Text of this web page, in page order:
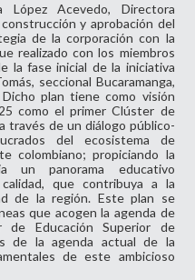
López Acevedo, Directora
y aprobación del
de la corporación con la
realizado con los miembros
la fase inicial de la iniciativa
seccional Bucaramanga,
plan tiene como visión
como el primer Clúster de
través de un diálogo público-
del ecosistema de
colombiano; propiciando la
un panorama educativo
que contribuya a la
de la región. Este plan se
que acogen la agenda de
Educación Superior de
de la agenda actual de la
de este ambicioso